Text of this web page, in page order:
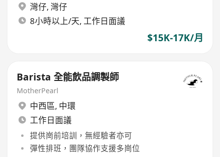
灣仔, 灣仔
8小時以上/天, 工作日面議
$15K-17K/月
Barista 全能飲品調製師
MotherPearl
中西區, 中環
工作日面議
提供崗前培訓，無經驗者亦可
彈性排班，團隊協作支援多崗位